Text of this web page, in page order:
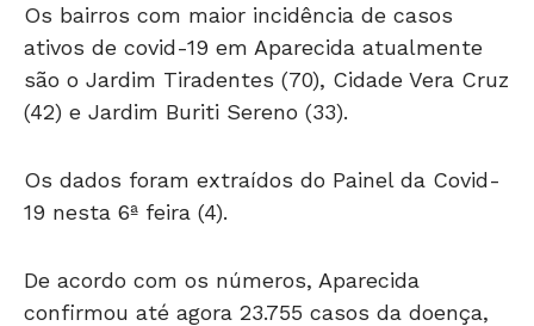
Os bairros com maior incidência de casos
ativos de covid-19 em Aparecida atualmente
são o Jardim Tiradentes (70), Cidade Vera Cruz
(42) e Jardim Buriti Sereno (33).
Os dados foram extraídos do Painel da Covid-
19 nesta 6ª feira (4).
De acordo com os números, Aparecida
confirmou até agora 23.755 casos da doença,